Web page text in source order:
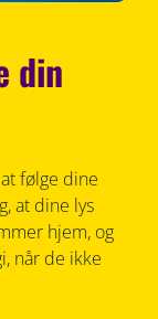
din
følge dine
at dine lys
hjem, og
når de ikke